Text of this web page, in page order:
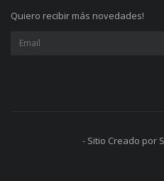
Quiero recibir más novedades!
- Sitio Creado por